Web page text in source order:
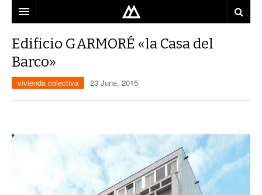
LOCALIZACIÓN
MAPA
Edificio GARMORÉ «la Casa del
Barco»
vivienda colectiva 23 June, 2015